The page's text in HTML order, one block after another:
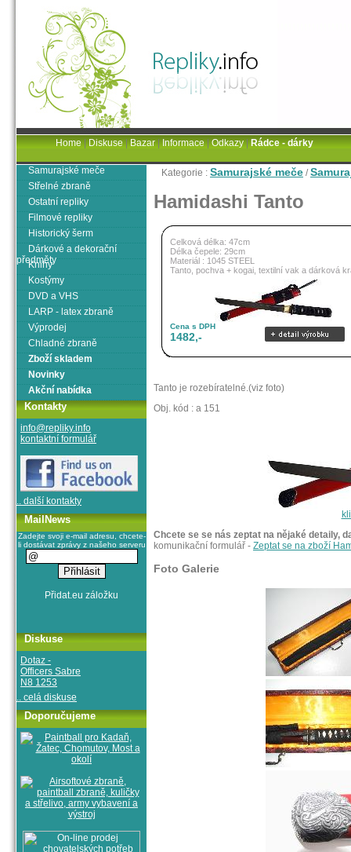
Kategorie : Samurajské meče /
Hamidashi Tanto
Celková délka: 47cm
Délka čepele: 29cm
Materiál : 1045 STEEL
Tanto, pochva + kogai, textilní vak a dárková
Cena s DPH
1482,-
Tanto je rozebíratelné.(viz foto)
Obj. kód : a 151
Chcete se se nás zeptat na nějaké detaily,
komunikační formulář - Zeptat se na zboží
Foto Galerie
Samurajské meče
Střelné zbraně
Ostatní repliky
Filmové repliky
Historický šerm
Dárkové a dekorační
předměty
Knihy
Kostýmy
DVD a VHS
LARP - latex zbraně
Výprodej
Chladné zbraně
Zboží skladem
Novinky
Akční nabídka
Kontakty
info@repliky.info
kontaktní formulář
.. další kontakty
MailNews
Zadejte svoji e-mail adresu, chcete-
li dostávat zprávy z našeho serveru
Diskuse
Dotaz -
Officers Sabre
N8 1253
.. celá diskuse
Doporučujeme
Home|Diskuse|Bazar|Informace|Odkazy|Rádce - dárky